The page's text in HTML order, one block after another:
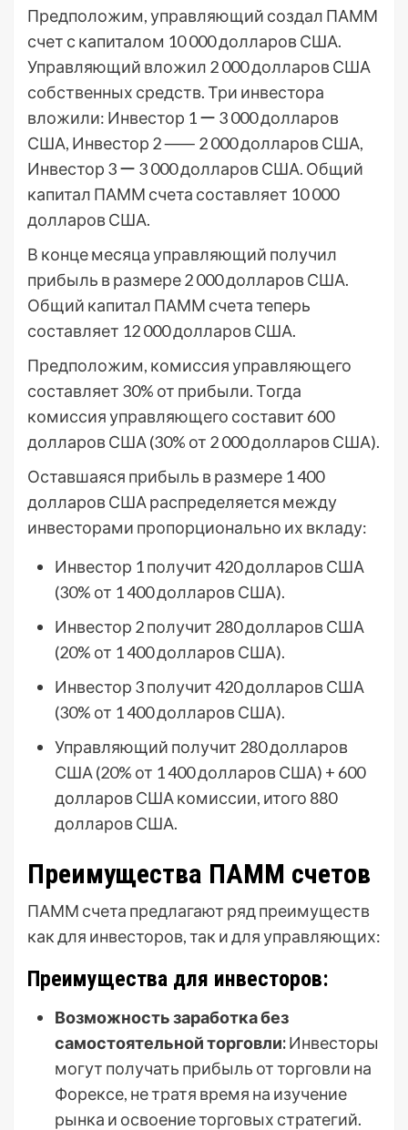
Предположим, управляющий создал ПАММ
счет с капиталом 10 000 долларов США.
Управляющий вложил 2 000 долларов США
собственных средств. Три инвестора
вложили: Инвестор 1 ー 3 000 долларов
США, Инвестор 2 ⸺ 2 000 долларов США,
Инвестор 3 ー 3 000 долларов США. Общий
капитал ПАММ счета составляет 10 000
долларов США.
В конце месяца управляющий получил
прибыль в размере 2 000 долларов США.
Общий капитал ПАММ счета теперь
составляет 12 000 долларов США.
Предположим, комиссия управляющего
составляет 30% от прибыли. Тогда
комиссия управляющего составит 600
долларов США (30% от 2 000 долларов США).
Оставшаяся прибыль в размере 1 400
долларов США распределяется между
инвесторами пропорционально их вкладу:
Инвестор 1 получит 420 долларов США
(30% от 1 400 долларов США).
Инвестор 2 получит 280 долларов США
(20% от 1 400 долларов США).
Инвестор 3 получит 420 долларов США
(30% от 1 400 долларов США).
Управляющий получит 280 долларов
США (20% от 1 400 долларов США) + 600
долларов США комиссии, итого 880
долларов США.
Преимущества ПАММ счетов
ПАММ счета предлагают ряд преимуществ
как для инвесторов, так и для управляющих:
Преимущества для инвесторов:
Возможность заработка без
самостоятельной торговли:Инвесторы
могут получать прибыль от торговли на
Форексе, не тратя время на изучение
рынка и освоение торговых стратегий.